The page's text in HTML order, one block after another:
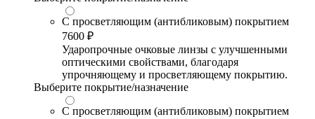
С просветляющим (антибликовым) покрытием
7600 ₽
Ударопрочные очковые линзы с улучшенными
оптическими свойствами, благодаря
упрочняющему и просветляющему покрытию.
Выберите покрытие/назначение
С просветляющим (антибликовым) покрытием